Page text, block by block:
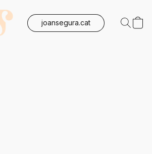
joansegura.cat